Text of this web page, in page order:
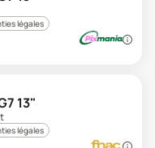
légales
13"
légales